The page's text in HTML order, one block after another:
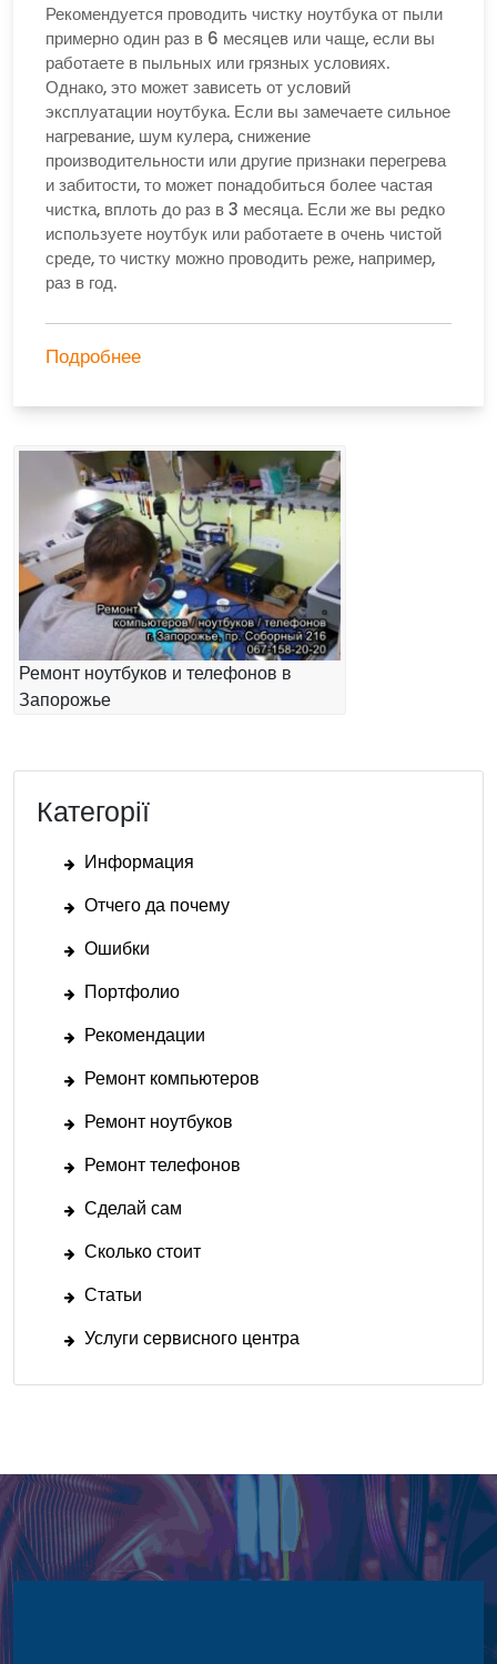
Рекомендуется проводить чистку ноутбука от пыли
примерно один раз в 6 месяцев или чаще, если вы
работаете в пыльных или грязных условиях.
Однако, это может зависеть от условий
эксплуатации ноутбука. Если вы замечаете сильное
нагревание, шум кулера, снижение
производительности или другие признаки перегрева
и забитости, то может понадобиться более частая
чистка, вплоть до раз в 3 месяца. Если же вы редко
используете ноутбук или работаете в очень чистой
среде, то чистку можно проводить реже, например,
раз в год.
Подробнее
Ремонт ноутбуков и телефонов в
Запорожье
Категорії
Информация
Отчего да почему
Ошибки
Портфолио
Рекомендации
Ремонт компьютеров
Ремонт ноутбуков
Ремонт телефонов
Сделай сам
Сколько стоит
Статьи
Услуги сервисного центра